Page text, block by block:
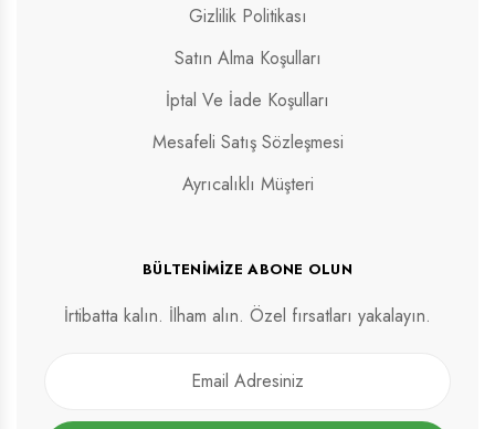
Gizlilik Politikası
Satın Alma Koşulları
İptal Ve İade Koşulları
Mesafeli Satış Sözleşmesi
Ayrıcalıklı Müşteri
BÜLTENIMIZE ABONE OLUN
İrtibatta kalın. İlham alın. Özel fırsatları yakalayın.